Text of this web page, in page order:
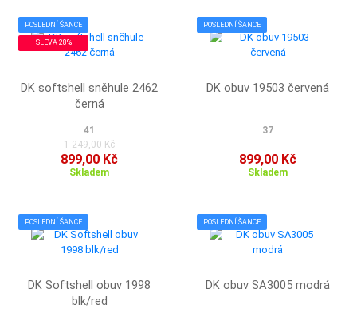
POSLEDNÍ ŠANCE
SLEVA 28%
DK softshell sněhule 2462
černá
41
1 249,00 Kč
899,00 Kč
Skladem
POSLEDNÍ ŠANCE
DK obuv 19503 červená
37
899,00 Kč
Skladem
POSLEDNÍ ŠANCE
DK Softshell obuv 1998
blk/red
POSLEDNÍ ŠANCE
DK obuv SA3005 modrá